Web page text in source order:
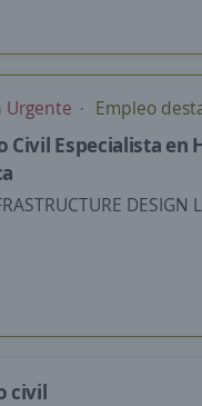
Urgente Empleo
Civil Especialista en
DESIGN
civil